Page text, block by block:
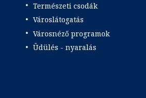
Természeti csodák
Városlátogatás
Városnéző programok
Üdülés - nyaralás